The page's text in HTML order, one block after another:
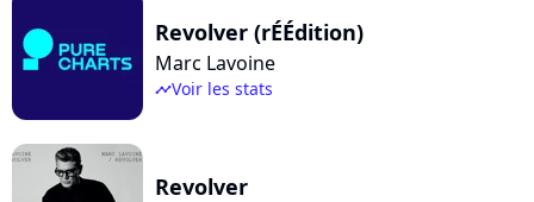
Revolver (rÉÉdition)
Marc Lavoine
timelineVoir les stats
Revolver